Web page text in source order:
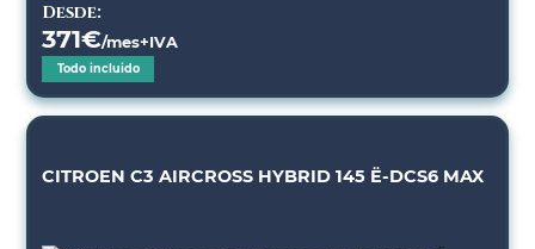
Desde:
371€/mes+IVA
Todo incluido
CITROEN C3 AIRCROSS HYBRID 145 Ë-DCS6 MAX